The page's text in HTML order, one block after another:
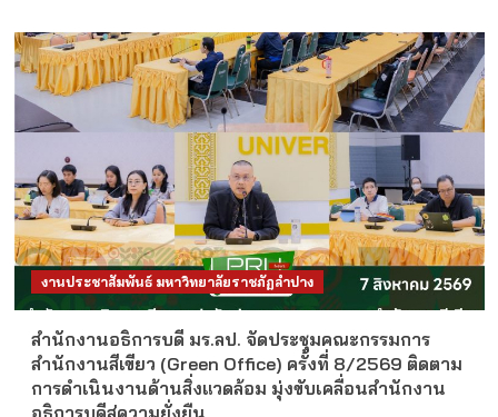
งานประชาสัมพันธ์ มหาวิทยาลัยราชภัฏลำปาง
สำนักงานอธิการบดี มร.ลป. จัดประชุมคณะกรรมการ
สำนักงานสีเขียว (Green Office) ครั้งที่ 8/2569 ติดตาม
การดำเนินงานด้านสิ่งแวดล้อม มุ่งขับเคลื่อนสำนักงาน
อธิการบดีสู่ความยั่งยืน